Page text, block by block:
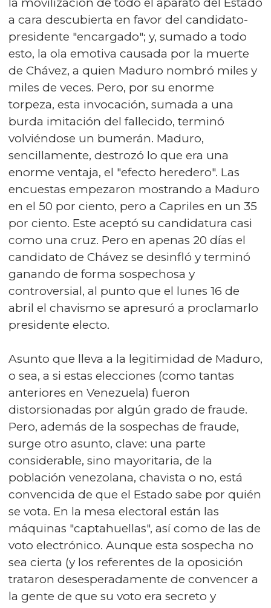
a cara descubierta en favor del candidato-
presidente "encargado"; y, sumado a todo
esto, la ola emotiva causada por la muerte
de Chávez, a quien Maduro nombró miles y
miles de veces. Pero, por su enorme
torpeza, esta invocación, sumada a una
burda imitación del fallecido, terminó
volviéndose un bumerán. Maduro,
sencillamente, destrozó lo que era una
enorme ventaja, el "efecto heredero". Las
encuestas empezaron mostrando a Maduro
en el 50 por ciento, pero a Capriles en un 35
por ciento. Este aceptó su candidatura casi
como una cruz. Pero en apenas 20 días el
candidato de Chávez se desinfló y terminó
ganando de forma sospechosa y
controversial, al punto que el lunes 16 de
abril el chavismo se apresuró a proclamarlo
presidente electo.
Asunto que lleva a la legitimidad de Maduro,
o sea, a si estas elecciones (como tantas
anteriores en Venezuela) fueron
distorsionadas por algún grado de fraude.
Pero, además de la sospechas de fraude,
surge otro asunto, clave: una parte
considerable, sino mayoritaria, de la
población venezolana, chavista o no, está
convencida de que el Estado sabe por quién
se vota. En la mesa electoral están las
máquinas "captahuellas", así como de las de
voto electrónico. Aunque esta sospecha no
sea cierta (y los referentes de la oposición
trataron desesperadamente de convencer a
la gente de que su voto era secreto y